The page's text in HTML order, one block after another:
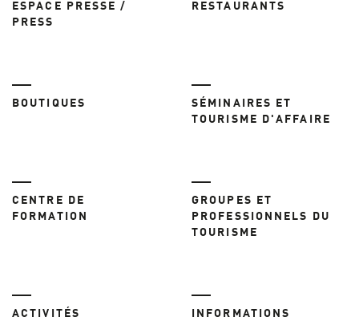
ESPACE PRESSE /
PRESS
RESTAURANTS
BOUTIQUES
SÉMINAIRES ET
TOURISME D'AFFAIRE
CENTRE DE
FORMATION
GROUPES ET
PROFESSIONNELS DU
TOURISME
ACTIVITÉS
INFORMATIONS